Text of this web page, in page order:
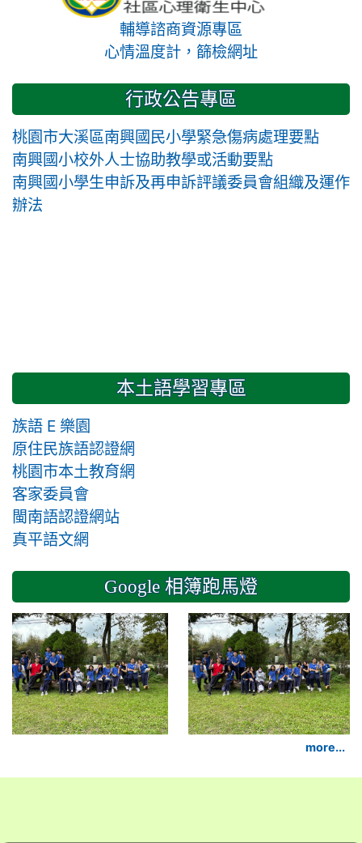
輔導諮商資源專區
心情溫度計，篩檢網址
行政公告專區
桃園市大溪區南興國民小學緊急傷病處理要點
南興國小校外人士協助教學或活動要點
南興國小學生申訴及再申訴評議委員會組織及運作
辦法
本土語學習專區
族語 E 樂園
原住民族語認證網
桃園市本土教育網
客家委員會
閩南語認證網站
真平語文網
Google 相簿跑馬燈
2024-11-14 六年級三和
more...